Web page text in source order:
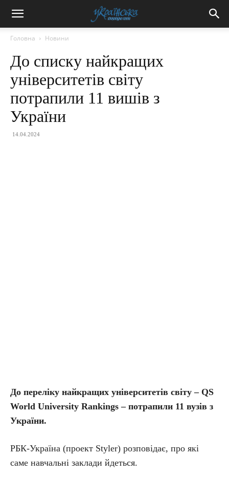
Головна Новини
До списку найкращих
університетів світу
потрапили 11 вишів з
України
14.04.2024
До переліку найкращих університетів світу – QS
World University Rankings – потрапили 11 вузів з
України.
РБК-Україна (проект Styler) розповідає, про які
саме навчальні заклади йдеться.